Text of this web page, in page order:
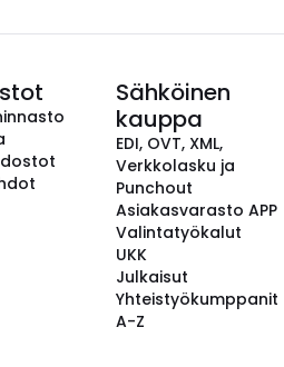
Sähköinen
kauppa
EDI, OVT, XML,
Verkkolasku ja
Punchout
Asiakasvarasto APP
Valintatyökalut
UKK
Julkaisut
Yhteistyökumppanit
A-Z